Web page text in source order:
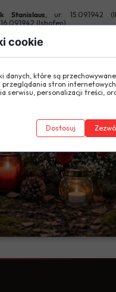
Stanislaus, ur. 15.09.1942
(Ishofen).
cookie
danych, które są
przeglądania stron
serwisu, personalizacji treści,
Dostosuj